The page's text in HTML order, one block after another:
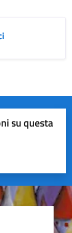
su questa